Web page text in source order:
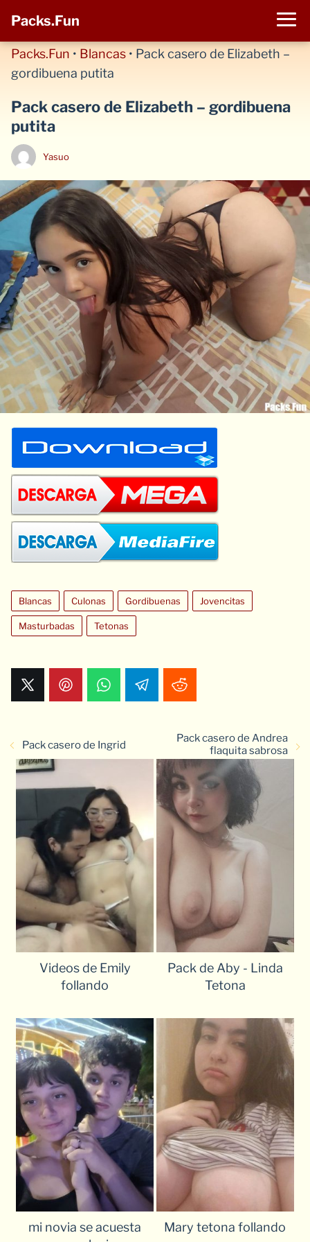
Packs.Fun
Packs.Fun • Blancas • Pack casero de Elizabeth –
gordibuena putita
Pack casero de Elizabeth – gordibuena
putita
Yasuo
Blancas Culonas Gordibuenas Jovencitas
Masturbadas Tetonas
Pack casero de Ingrid
Pack casero de Andrea
flaquita sabrosa
Videos de Emily
follando
Pack de Aby - Linda
Tetona
mi novia se acuesta
Mary tetona follando